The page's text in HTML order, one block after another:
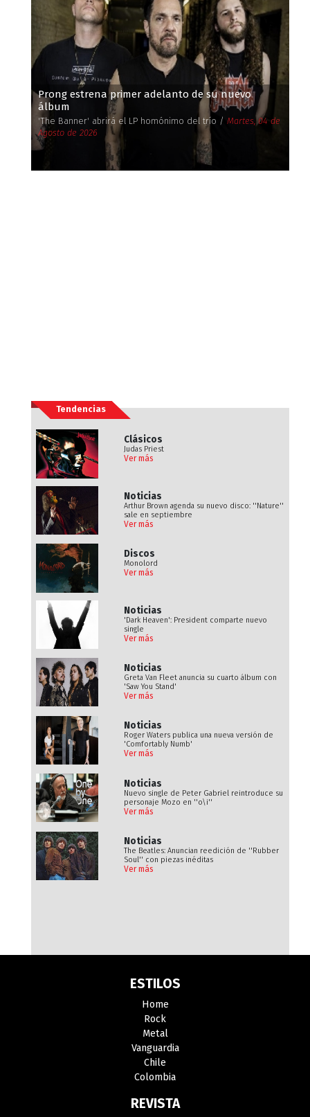
Prong estrena primer adelanto de su nuevo
álbum
'The Banner' abrirá el LP homónimo del trío / Martes, 04 de
Agosto de 2026
Tendencias
Clásicos
Judas Priest
Ver más
Noticias
Arthur Brown agenda su nuevo disco: ''Nature''
sale en septiembre
Ver más
Discos
Monolord
Ver más
Noticias
'Dark Heaven': President comparte nuevo
single
Ver más
Noticias
Greta Van Fleet anuncia su cuarto álbum con
'Saw You Stand'
Ver más
Noticias
Roger Waters publica una nueva versión de
'Comfortably Numb'
Ver más
Noticias
Nuevo single de Peter Gabriel reintroduce su
personaje Mozo en ''o\i''
Ver más
Noticias
The Beatles: Anuncian reedición de ''Rubber
Soul'' con piezas inéditas
Ver más
ESTILOS
Home
Rock
Metal
Vanguardia
Chile
Colombia
REVISTA